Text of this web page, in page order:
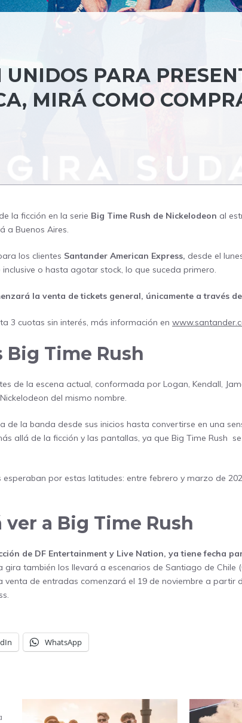
PARA
MIRÁ COMO
la ficción en la serie Big Time Rush de Nickelodeon al
a Buenos Aires.
los clientes Santander American Express, desde el
o hasta agotar stock, lo que suceda primero.
la venta de tickets general, únicamente a través de
3 cuotas sin interés, más información en
Big Time Rush
de la escena actual, conformada por Logan, Kendall,
del mismo nombre.
de la banda desde sus inicios hasta convertirse en una
allá de la ficción y las pantallas, ya que Big Time Rush
por estas latitudes: entre febrero y marzo de
a Big Time Rush
de DF Entertainment y Live Nation, ya tiene fecha
gira también los llevará a escenarios de Santiago de Chile
venta de entradas comenzará el 19 de noviembre a partir
WhatsApp